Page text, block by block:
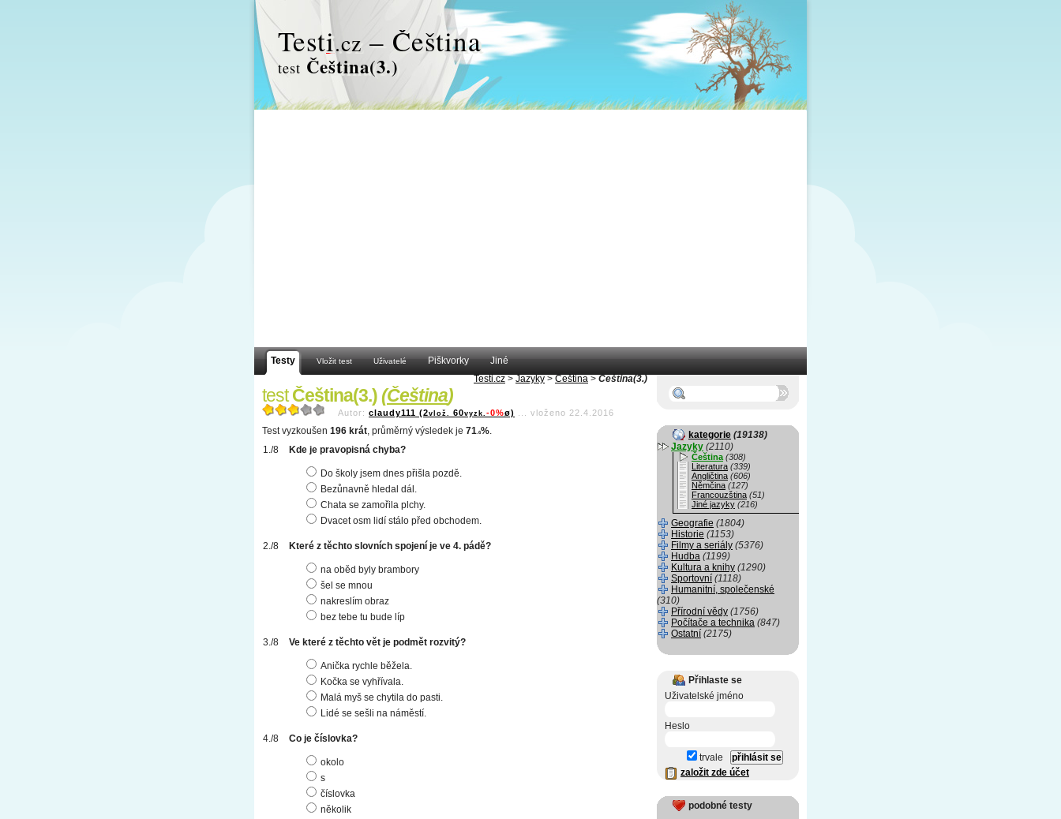
Testi.cz – Čeština
test Čeština(3.)
Testy Vložit test Uživatelé Piškvorky
Jiné
Testi.cz > Jazyky > Čeština > Čeština(3.)
testČeština(3.)(Čeština)
Autor: claudy111 (2vlož. 60vyzk. -0%ø) vloženo 22.4.2016
Test vyzkoušen 196 krát, průměrný výsledek je 71 .6%.
Kde je pravopisná chyba?
Do školy jsem dnes přišla pozdě.
Bezůnavně hledal dál.
Chata se zamořila plchy.
Dvacet osm lidí stálo před obchodem.
Které z těchto slovních spojení je ve 4. pádě?
na oběd byly brambory
šel se mnou
nakreslím obraz
bez tebe tu bude líp
Ve které z těchto vět je podmět rozvitý?
Anička rychle běžela.
Kočka se vyhřívala.
Malá myš se chytila do pasti.
Lidé se sešli na náměstí.
Co je číslovka?
okolo
s
číslovka
několik
kategorie (19138)
Jazyky (2110)
Čeština (308)
Literatura (339)
Angličtina (606)
Němčina (127)
Francouzština (51)
Jiné jazyky (216)
Geografie (1804)
Historie (1153)
Filmy a seriály (5376)
Hudba (1199)
Kultura a knihy (1290)
Sportovní (1118)
Humanitní, společenské
(310)
Přírodní vědy (1756)
Počítače a technika (847)
Ostatní (2175)
Přihlaste se
Uživatelské jméno
Heslo
trvale
založit zde účet
podobné testy